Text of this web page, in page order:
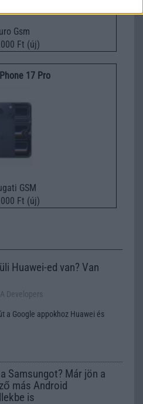
Gsm
Ft (új)
17 Pro
GSM
Ft (új)
Huawei-ed van? Van
Developers
a Google appokhoz Huawei és
Samsungot? Már jön a
más Android
is